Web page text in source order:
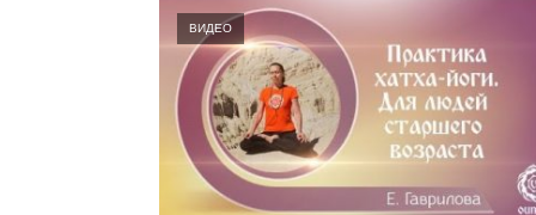
ВИДЕО